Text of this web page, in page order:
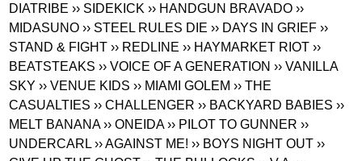
DIATRIBE ›› SIDEKICK ›› HANDGUN BRAVADO ››
MIDASUNO ›› STEEL RULES DIE ›› DAYS IN GRIEF ››
STAND & FIGHT ›› REDLINE ›› HAYMARKET RIOT ››
BEATSTEAKS ›› VOICE OF A GENERATION ›› VANILLA
SKY ›› VENUE KIDS ›› MIAMI GOLEM ›› THE
CASUALTIES ›› CHALLENGER ›› BACKYARD BABIES ››
MELT BANANA ›› ONEIDA ›› PILOT TO GUNNER ››
UNDERCARL ›› AGAINST ME! ›› BOYS NIGHT OUT ››